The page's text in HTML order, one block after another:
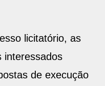
licitatório, as
interessados
de execução